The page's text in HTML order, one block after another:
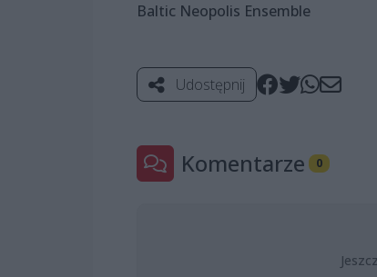
Baltic Neopolis Ensemble
Udostępnij
Komentarze 0